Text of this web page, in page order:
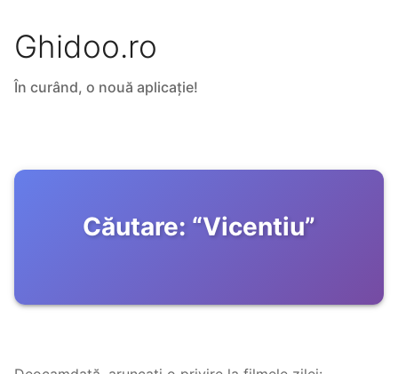
Ghidoo.ro
În curând, o nouă aplicație!
Căutare: “Vicentiu”